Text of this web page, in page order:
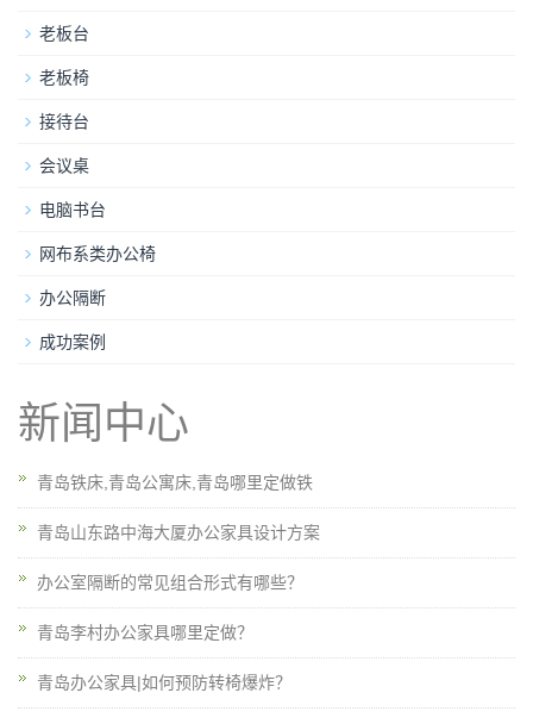
老板台
老板椅
接待台
会议桌
电脑书台
网布系类办公椅
办公隔断
成功案例
新闻中心
青岛铁床,青岛公寓床,青岛哪里定做铁
青岛山东路中海大厦办公家具设计方案
办公室隔断的常见组合形式有哪些？
青岛李村办公家具哪里定做？
青岛办公家具|如何预防转椅爆炸？